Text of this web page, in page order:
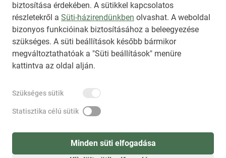
biztosítása érdekében. A sütikkel kapcsolatos
részletekről a Süti-házirendünkben olvashat. A weboldal
bizonyos funkcióinak biztosításához a beleegyezése
szükséges. A süti beállítások később bármikor
megváltoztathatóak a "Süti beállítások" menüre
kattintva az oldal alján.
Szükséges sütik
Statisztika célú sütik
Minden süti elfogadása
HIRADO.HU MEDIAKLIKK.HU
M4SPORT.HU NEMZETISPORT.HU
IMPRESSZUM
NEMZETI KÖZLEMÉNYTÁR MEGRENDELÉS
AKADÁLYMENTESÍTÉSI NYILATKOZAT
SÚGÓ